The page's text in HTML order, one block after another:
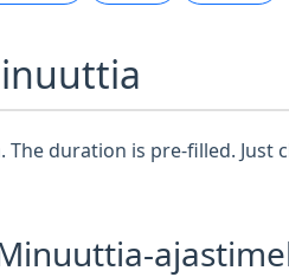
duration is pre-filled. Just